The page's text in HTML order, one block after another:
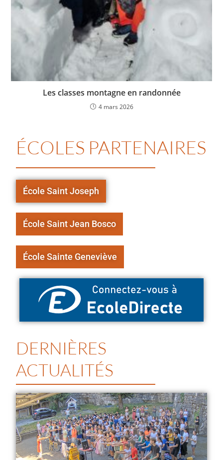
Les classes montagne en randonnée
4 mars 2026
ÉCOLES PARTENAIRES
École Saint Joseph
École Saint Jean Bosco
École Sainte Geneviève
DERNIÈRES
ACTUALITÉS